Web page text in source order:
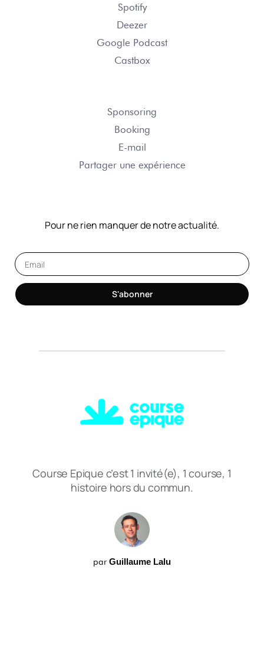
Spotify
Deezer
Google Podcast
Castbox
Sponsoring
Booking
E-mail
Partager une expérience
Pour ne rien manquer de notre actualité.
S'abonner
Course Epique c’est 1 invité(e), 1 course, 1
histoire hors du commun.
par Guillaume Lalu